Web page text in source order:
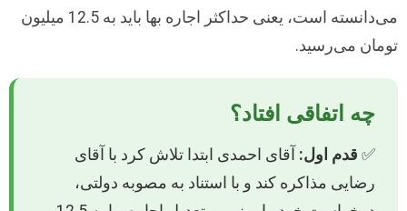
می‌دانسته است، یعنی حداکثر اجاره بها باید به 12.5 میلیون
تومان می‌رسید.
چه اتفاقی افتاد؟
✅ قدم اول: آقای احمدی ابتدا تلاش کرد با آقای
رضایی مذاکره کند و با استناد به مصوبه دولتی،